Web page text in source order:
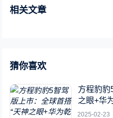
相关文章
猜你喜欢
方程豹豹
之眼+华
标杆
2025-02-23